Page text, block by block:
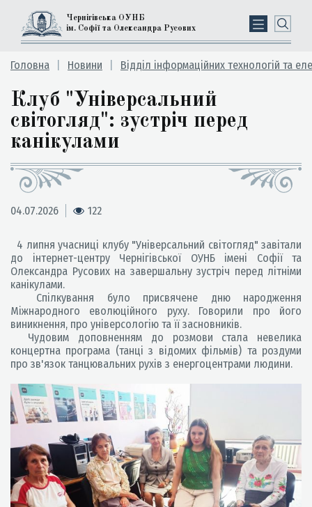
Чернігівська ОУНБ
ім. Софії та Олександра Русових
Головна Новини Відділ інформаційних технологій та
Клуб "Універсальний
світогляд": зустріч перед
канікулами
04.07.2026 122
4 липня учасниці клубу "Універсальний світогляд" завітали
до інтернет-центру Чернігівської ОУНБ імені Софії та
Олександра Русових на завершальну зустріч перед літніми
канікулами.
Спілкування було присвячене дню народження
Міжнародного еволюційного руху. Говорили про його
виникнення, про універсологію та її засновників.
Чудовим доповненням до розмови стала невелика
концертна програма (танці з відомих фільмів) та роздуми
про зв'язок танцювальних рухів з енергоцентрами людини.